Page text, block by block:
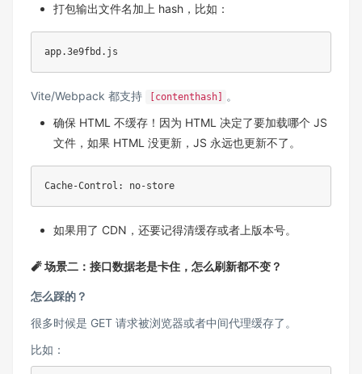
打包输出文件名加上 hash，比如：
app.3e9fbd.js
Vite/Webpack 都支持 [contenthash]
。
确保 HTML 不缓存！因为 HTML 决定了要加载哪个 JS
文件，如果 HTML 没更新，JS 永远也更新不了。
Cache-Control: no-store
如果用了 CDN，还要记得清缓存或者上版本号。
🧨 场景二：接口数据老是卡住，怎么刷新都不变？
怎么踩的？
很多时候是 GET 请求被浏览器或者中间代理缓存了。
比如：